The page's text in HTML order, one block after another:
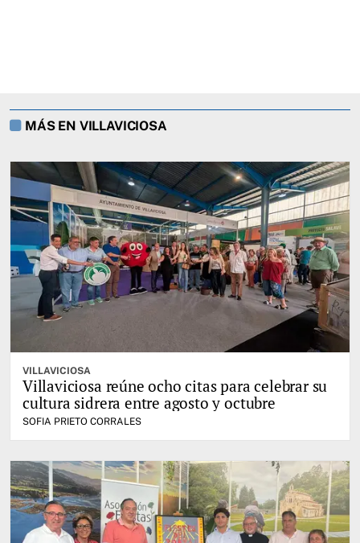
MÁS EN VILLAVICIOSA
VILLAVICIOSA
Villaviciosa reúne ocho citas para celebrar su
cultura sidrera entre agosto y octubre
SOFIA PRIETO CORRALES